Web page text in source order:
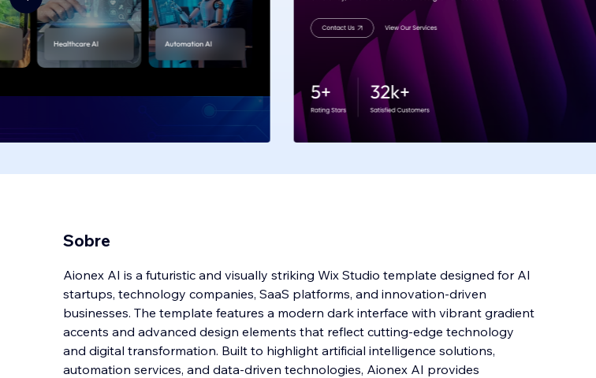
Sobre
Aionex AI is a futuristic and visually striking Wix Studio template designed for AI
startups, technology companies, SaaS platforms, and innovation-driven
businesses. The template features a modern dark interface with vibrant gradient
accents and advanced design elements that reflect cutting-edge technology
and digital transformation. Built to highlight artificial intelligence solutions,
automation services, and data-driven technologies, Aionex AI provides